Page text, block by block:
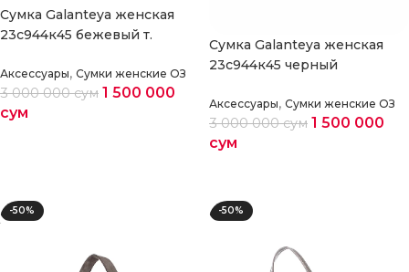
Cумка Galanteya женская
23с944к45 бежевый т.
Аксессуары, Сумки женские ОЗ
3 000 000сум 1 500 000
сум
Cумка Galanteya женская
23с944к45 черный
Аксессуары, Сумки женские ОЗ
3 000 000сум 1 500 000
сум
-50% -50%